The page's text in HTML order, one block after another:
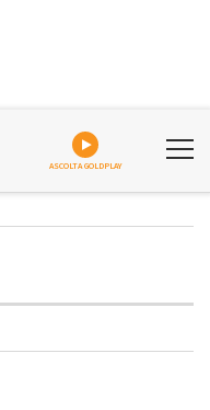
ASCOLTA GOLDPLAY